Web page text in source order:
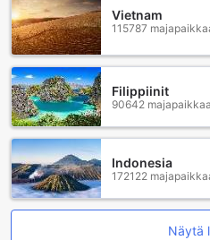
Vietnam
115787
Filippiinit
90642 majapaikkaa
Indonesia
172122
Näytä